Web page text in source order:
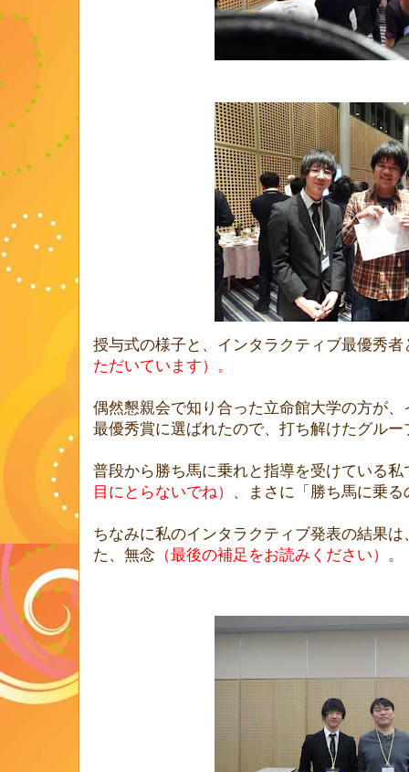
授与式の様子と、インタラクティブ最優秀者
ただいています）。
偶然懇親会で知り合った立命館大学の方が
最優秀賞に選ばれたので、打ち解けたグル
普段から勝ち馬に乗れと指導を受けている私
目にとらないでね）、
まさに「勝ち馬に乗る
ちなみに私のインタラクティブ発表の結果は
た、無念 （最後の補足をお読みください） 。